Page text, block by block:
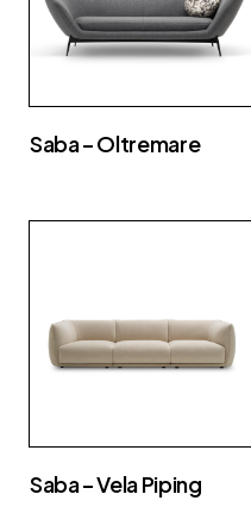
Saba – Oltremare
Saba – Vela Piping